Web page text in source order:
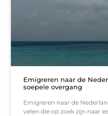
Emigreren naar de
soepele overgang
Emigreren naar de
velen die op zoek zijn naar